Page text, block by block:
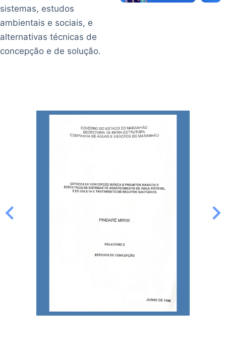
sistemas, estudos
ambientais e sociais, e
alternativas técnicas de
concepção e de solução.